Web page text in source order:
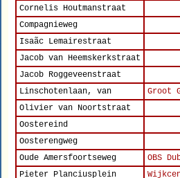
Cornelis Houtmanstraat
Compagnieweg
Isaãc Lemairestraat
Jacob van Heemskerkstraat
Jacob Roggeveenstraat
Linschotenlaan, van
Groot
Olivier van Noortstraat
Oostereind
Oosterengweg
Oude Amersfoortseweg
OBS
Pieter Planciusplein